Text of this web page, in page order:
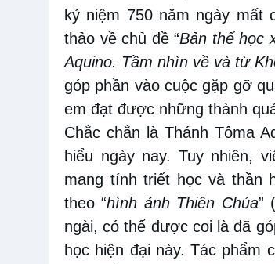
kỷ niệm 750 năm ngày mất
thảo về chủ đề “Bản thể học
Aquino. Tầm nhìn về và từ
góp phần vàocuộc gặp gỡ
em đạt được những thành
Chắc chắn là Thánh Tôma
hiểu ngày nay. Tuy nhiên,
mang tính triết học và
theo “hình ảnh Thiên Chúa”
ngài, có thể đượccoi là đã
học hiện đại này. Tác phẩm